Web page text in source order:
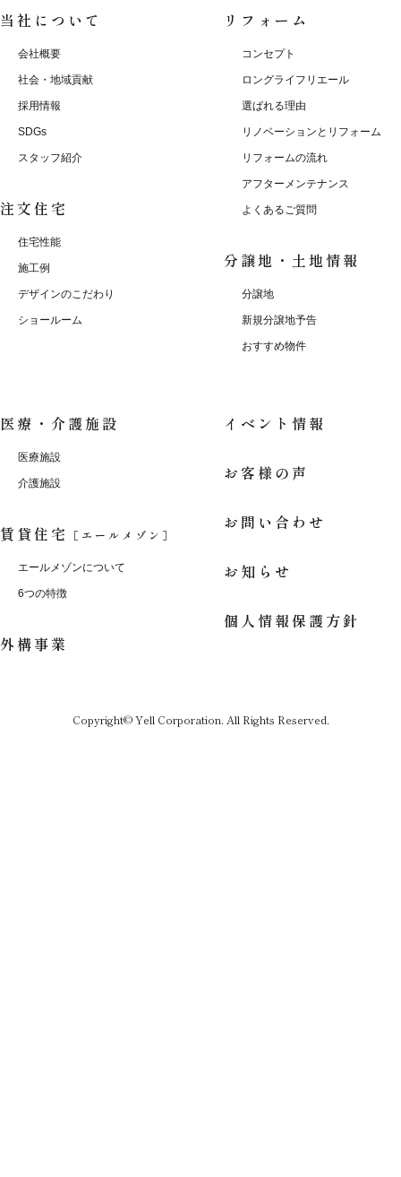
当社について
会社概要
社会・地域貢献
採用情報
SDGs
スタッフ紹介
注文住宅
住宅性能
施工例
デザインのこだわり
ショールーム
リフォーム
コンセプト
ロングライフリエール
選ばれる理由
リノベーションとリフォーム
リフォームの流れ
アフターメンテナンス
よくあるご質問
分譲地・土地情報
分譲地
新規分譲地予告
おすすめ物件
医療・介護施設
医療施設
介護施設
賃貸住宅 ［エールメゾン］
エールメゾンについて
6つの特徴
外構事業
イベント情報
お客様の声
お問い合わせ
お知らせ
個人情報保護方針
Copyright© Yell Corporation. All Rights Reserved.